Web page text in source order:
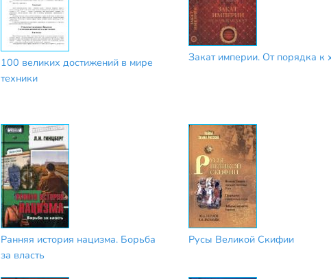
100 великих достижений в мире
техники
Закат империи. От порядка к
Ранняя история нацизма. Борьба
за власть
Русы Великой Скифии